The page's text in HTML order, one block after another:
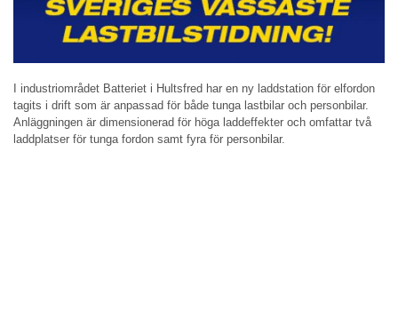
I industriområdet Batteriet i Hultsfred har en ny laddstation för elfordon
tagits i drift som är anpassad för både tunga lastbilar och personbilar.
Anläggningen är dimensionerad för höga laddeffekter och omfattar två
laddplatser för tunga fordon samt fyra för personbilar.